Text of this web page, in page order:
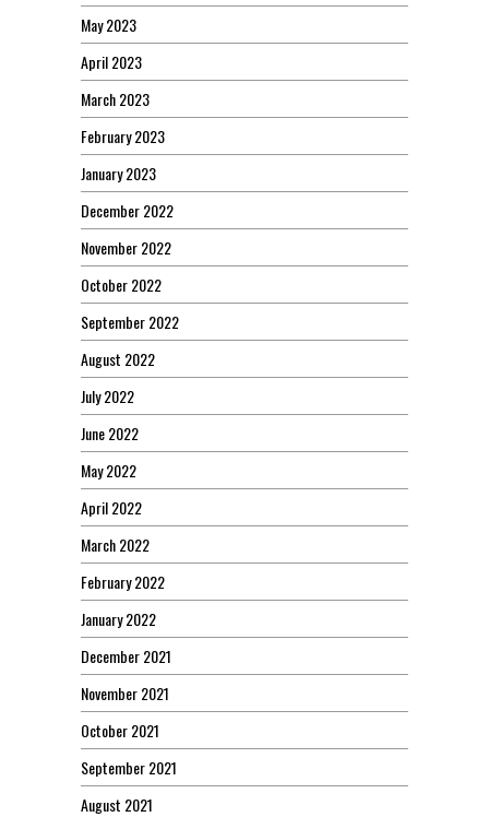
May 2023
April 2023
March 2023
February 2023
January 2023
December 2022
November 2022
October 2022
September 2022
August 2022
July 2022
June 2022
May 2022
April 2022
March 2022
February 2022
January 2022
December 2021
November 2021
October 2021
September 2021
August 2021